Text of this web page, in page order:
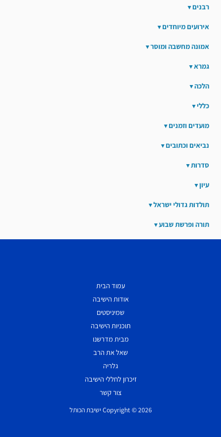
רבנים
אירועים מיוחדים
אמונה מחשבה ומוסר
גמרא
הלכה
כללי
מועדים וזמנים
נביאים וכתובים
סדרות
עיון
תולדות גדולי ישראל
תורה ופרשת שבוע
עמוד הבית
אודות הישיבה
שמיניסטים
תוכניות הישיבה
מבית מדרשנו
שאל את הרב
גלריה
זיכרון לחללי הישיבה
צור קשר
Copyright © 2026 ישיבת הכותל